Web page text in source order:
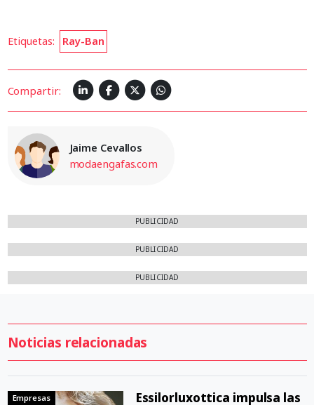
Etiquetas: Ray-Ban
Compartir:
Jaime Cevallos
modaengafas.com
PUBLICIDAD
PUBLICIDAD
PUBLICIDAD
Noticias relacionadas
Empresas
Essilorluxottica impulsa las